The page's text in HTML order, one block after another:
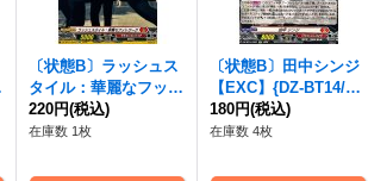
〔状態B〕ラッシュス
タイル：華麗なフット
ワーク【EXC】{DZ-B
T14/EX40}《ドラゴン
220円(税込)
在庫数 1枚
〔状態B〕田中シンジ
【EXC】{DZ-BT14/E
X21}《ドラゴンエン
パイア》
180円(税込)
在庫数 4枚